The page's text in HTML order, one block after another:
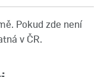
Pokud zde není
v ČR.